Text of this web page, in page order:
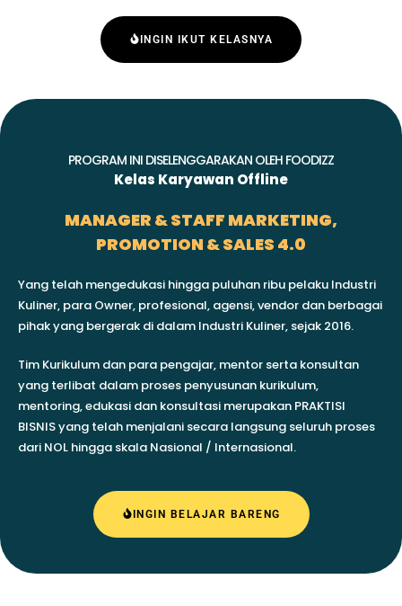
INGIN IKUT KELASNYA
PROGRAM INI DISELENGGARAKAN OLEH FOODIZZ
Kelas Karyawan Offline
MANAGER & STAFF MARKETING,
PROMOTION & SALES 4.0
Yang telah mengedukasi hingga puluhan ribu pelaku Industri
Kuliner, para Owner, profesional, agensi, vendor dan berbagai
pihak yang bergerak di dalam Industri Kuliner, sejak 2016.
Tim Kurikulum dan para pengajar, mentor serta konsultan
yang terlibat dalam proses penyusunan kurikulum,
mentoring, edukasi dan konsultasi merupakan PRAKTISI
BISNIS yang telah menjalani secara langsung seluruh proses
dari NOL hingga skala Nasional / Internasional.
INGIN BELAJAR BARENG